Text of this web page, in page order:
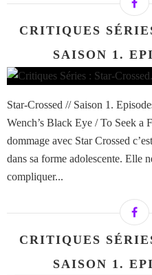
CRITIQUES
SAISON 1.
Star-Crossed // Saison 1.
Wench’s Black Eye / To Seek a
dommage avec Star Crossed
dans sa forme adolescente. Elle
compliquer...
CRITIQUES
SAISON 1.